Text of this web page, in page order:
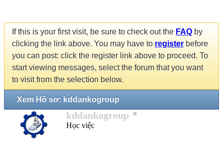
If this is your first visit, be sure to check out the FAQ by
clicking the link above. You may have to register before
you can post: click the register link above to proceed. To
start viewing messages, select the forum that you want
to visit from the selection below.
Xem Hồ sơ: kddankogroup
kddankogroup
Học việc